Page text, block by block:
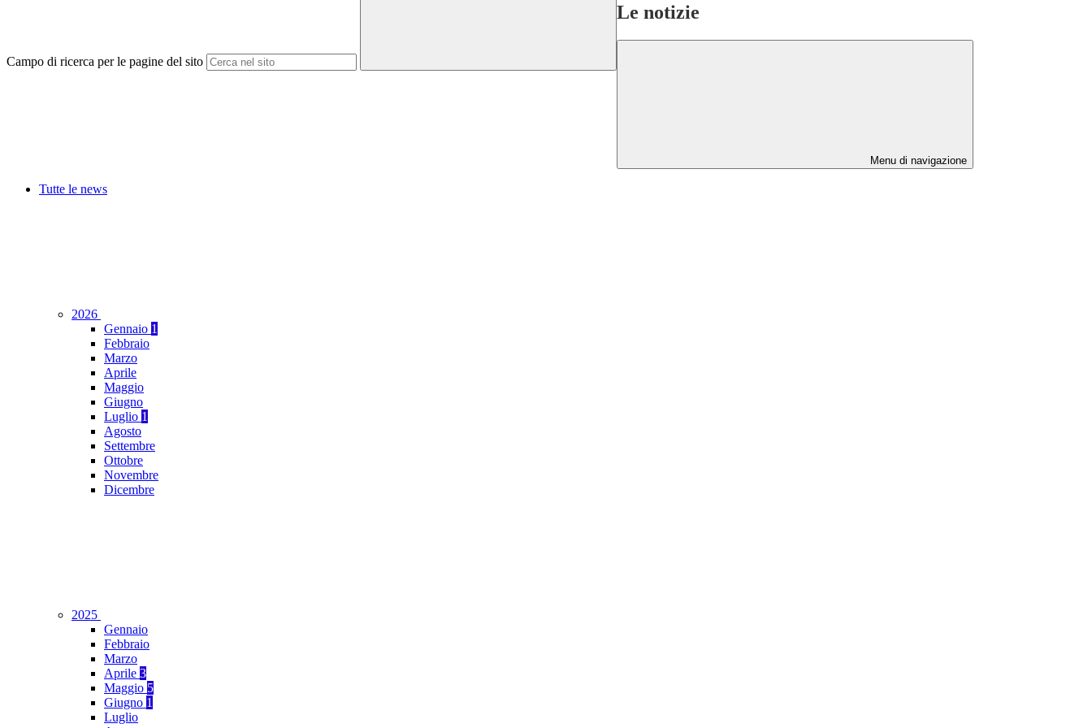
Campo di ricerca per le pagine del sito
Le notizie
Menu di navigazione
Tutte le news
2026
Gennaio 1
Febbraio
Marzo
Aprile
Maggio
Giugno
Luglio 1
Agosto
Settembre
Ottobre
Novembre
Dicembre
2025
Gennaio
Febbraio
Marzo
Aprile 3
Maggio 5
Giugno 1
Luglio